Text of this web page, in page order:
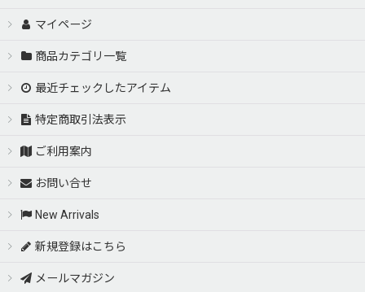
ＮＩＳＳＡＮ－ニッサン
ＭＡＺＤＡ－マツダ
ＭＩＴＳＵＢＩＳＨＩ－ミツビシ
Ｍｅｒｃｅｄｅｓ Ｂｅｎｚ－メルセデスベンツ
ＦＥＲＲＡＲＩ－フェラーリ
マイページ
商品カテゴリ一覧
最近チェックしたアイテム
特定商取引法表示
ご利用案内
お問い合せ
New Arrivals
新規登録はこちら
メールマガジン